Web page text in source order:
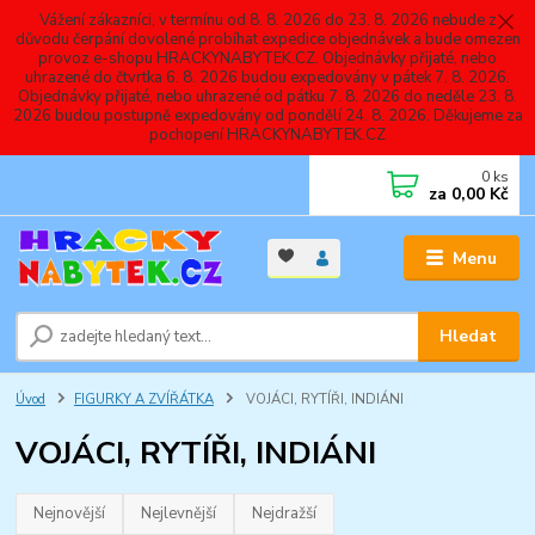
Vážení zákazníci, v termínu od 8. 8. 2026 do 23. 8. 2026 nebude z
důvodu čerpání dovolené probíhat expedice objednávek a bude omezen
provoz e-shopu HRACKYNABYTEK.CZ. Objednávky přijaté, nebo
uhrazené do čtvrtka 6. 8. 2026 budou expedovány v pátek 7. 8. 2026.
Objednávky přijaté, nebo uhrazené od pátku 7. 8. 2026 do neděle 23. 8.
2026 budou postupně expedovány od pondělí 24. 8. 2026. Děkujeme za
pochopení HRACKYNABYTEK.CZ
Menu
Hledat
0 ks
za 0,00 Kč
Úvod FIGURKY A ZVÍŘÁTKA VOJÁCI, RYTÍŘI, INDIÁNI
VOJÁCI, RYTÍŘI, INDIÁNI
Nejnovější Nejlevnější Nejdražší